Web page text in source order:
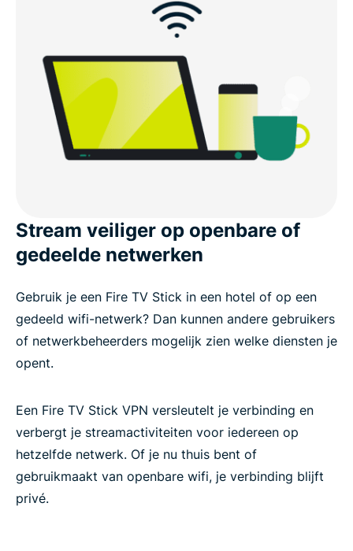
Stream veiliger op openbare of
gedeelde netwerken
Gebruik je een Fire TV Stick in een hotel of op een
gedeeld wifi-netwerk? Dan kunnen andere gebruikers
of netwerkbeheerders mogelijk zien welke diensten je
opent.
Een Fire TV Stick VPN versleutelt je verbinding en
verbergt je streamactiviteiten voor iedereen op
hetzelfde netwerk. Of je nu thuis bent of
gebruikmaakt van openbare wifi, je verbinding blijft
privé.